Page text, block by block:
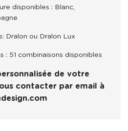
disponibles : Blanc,
Dralon ou Dralon Lux
: 51 combinaisons disponibles
de votre
contacter par email à